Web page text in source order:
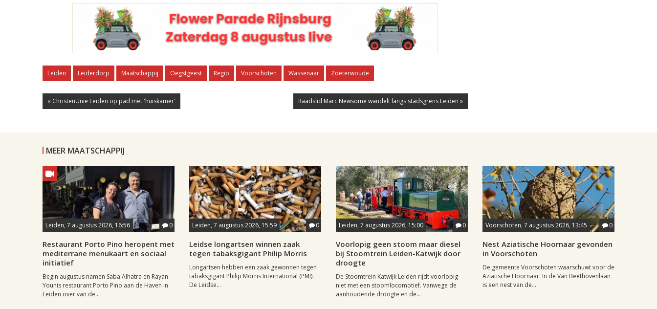
Leiden Leiderdorp Maatschappij Oegstgeest Regio Voorschoten Wassenaar Zoeterwoude
« ChristenUnie Leiden op pad met 'huiskamer' Raadslid Marc Newsome wandelt langs stadsgrens Leiden »
MEER MAATSCHAPPIJ
Leiden, 7 augustus 2026, 16:56 0
Restaurant Porto Pino heropent met
mediterrane menukaart en sociaal
initiatief
Begin augustus namen Saba Alhatra en Rayan
Younis restaurant Porto Pino aan de Haven in
Leiden over van de...
Leiden, 7 augustus 2026, 15:59 0
Leidse longartsen winnen zaak
tegen tabaksgigant Philip Morris
Longartsen hebben een zaak gewonnen tegen
tabaksgigant Philip Morris International (PMI).
De Leidse...
Leiden, 7 augustus 2026, 15:00 0
Voorlopig geen stoom maar diesel
bij Stoomtrein Leiden-Katwijk door
droogte
De Stoomtrein Katwijk Leiden rijdt voorlopig
niet met een stoomlocomotief. Vanwege de
aanhoudende droogte en de...
Voorschoten, 7 augustus 2026, 13:45 0
Nest Aziatische Hoornaar gevonden
in Voorschoten
De gemeente Voorschoten waarschuwt voor de
Aziatische Hoornaar. In de Van Beethovenlaan
is een nest van de...